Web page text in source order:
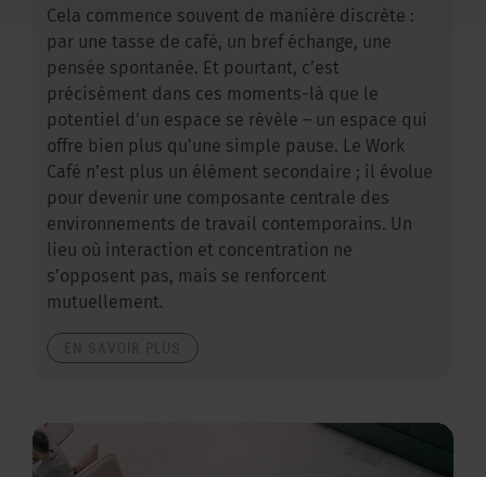
Cela commence souvent de manière discrète :
par une tasse de café, un bref échange, une
pensée spontanée. Et pourtant, c’est
précisément dans ces moments-là que le
potentiel d’un espace se révèle – un espace qui
offre bien plus qu’une simple pause. Le Work
Café n’est plus un élément secondaire ; il évolue
pour devenir une composante centrale des
environnements de travail contemporains. Un
lieu où interaction et concentration ne
s’opposent pas, mais se renforcent
mutuellement.